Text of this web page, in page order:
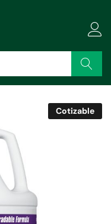
Buscar
Cotizable